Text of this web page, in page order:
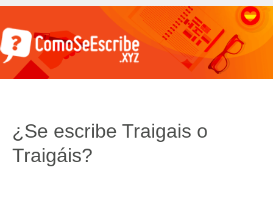
¿Se escribe Traigais o
Traigáis?